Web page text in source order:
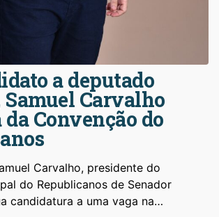
a deputado
Samuel Carvalho
Convenção do
Carvalho, presidente do
do Republicanos de Senador
candidatura a uma vaga na…